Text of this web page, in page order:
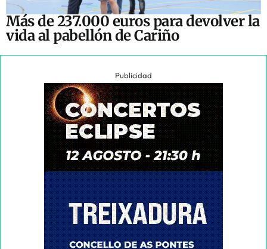
Más de 237.000 euros para devolver la
vida al pabellón de Cariño
Publicidad